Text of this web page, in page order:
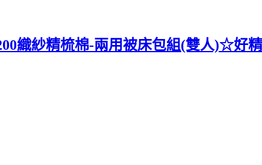
織紗精梳棉-兩用被床包組(雙人)☆好